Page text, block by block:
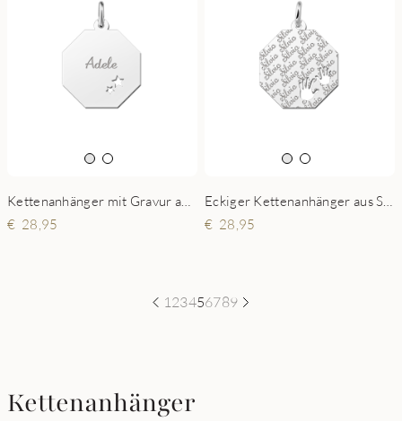
28,95
28,95
1 23456789
Kettenanhänger